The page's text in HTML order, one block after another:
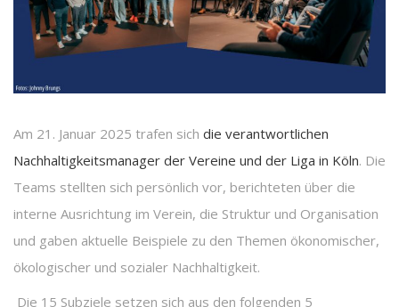
Am 21. Januar 2025 trafen sich die verantwortlichen
Nachhaltigkeitsmanager der Vereine und der Liga in Köln. Die
Teams stellten sich persönlich vor, berichteten über die
interne Ausrichtung im Verein, die Struktur und Organisation
und gaben aktuelle Beispiele zu den Themen ökonomischer,
ökologischer und sozialer Nachhaltigkeit.
Die 15 Subziele setzen sich aus den folgenden 5